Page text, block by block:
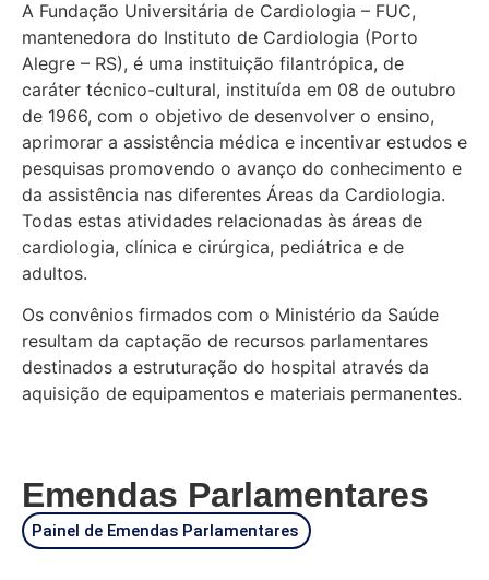
A Fundação Universitária de Cardiologia – FUC,
mantenedora do Instituto de Cardiologia (Porto
Alegre – RS), é uma instituição filantrópica, de
caráter técnico-cultural, instituída em 08 de outubro
de 1966, com o objetivo de desenvolver o ensino,
aprimorar a assistência médica e incentivar estudos e
pesquisas promovendo o avanço do conhecimento e
da assistência nas diferentes Áreas da Cardiologia.
Todas estas atividades relacionadas às áreas de
cardiologia, clínica e cirúrgica, pediátrica e de
adultos.
Os convênios firmados com o Ministério da Saúde
resultam da captação de recursos parlamentares
destinados a estruturação do hospital através da
aquisição de equipamentos e materiais permanentes.
Emendas Parlamentares
Painel de Emendas Parlamentares